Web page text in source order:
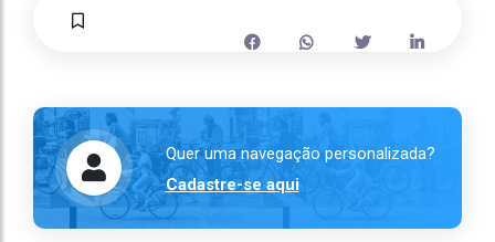
Quer uma navegação personalizada?
Cadastre-se aqui